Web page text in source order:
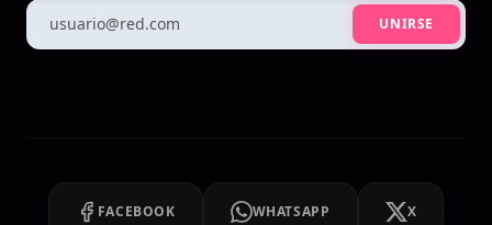
UNIRSE
FACEBOOK WHATSAPP X